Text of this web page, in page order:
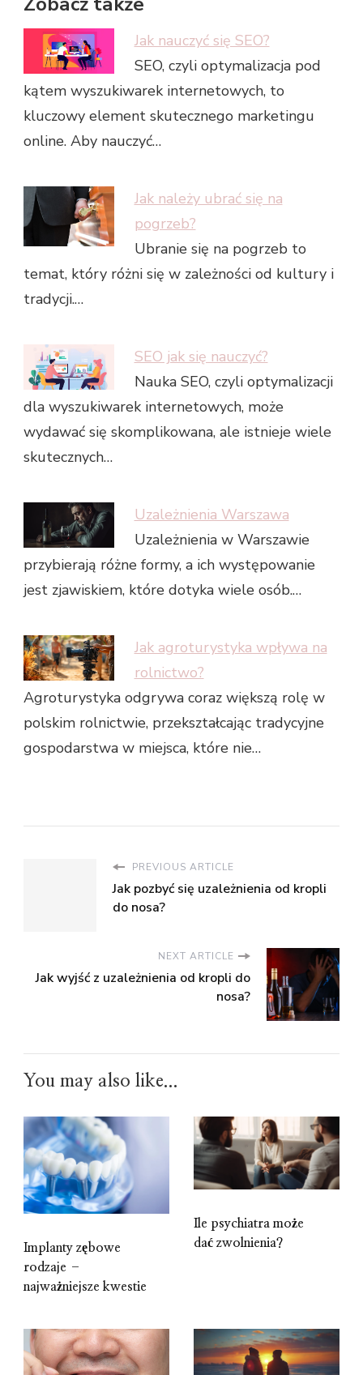
Jak nauczyć się SEO?
SEO, czyli optymalizacja pod
kątem wyszukiwarek internetowych, to
kluczowy element skutecznego marketingu
online. Aby nauczyć…
Jak należy ubrać się na
pogrzeb?
Ubranie się na pogrzeb to
temat, który różni się w zależności od kultury i
tradycji.…
SEO jak się nauczyć?
Nauka SEO, czyli optymalizacji
dla wyszukiwarek internetowych, może
wydawać się skomplikowana, ale istnieje wiele
skutecznych…
Uzależnienia Warszawa
Uzależnienia w Warszawie
przybierają różne formy, a ich występowanie
jest zjawiskiem, które dotyka wiele osób.…
Jak agroturystyka wpływa na
rolnictwo?
Agroturystyka odgrywa coraz większą rolę w
polskim rolnictwie, przekształcając tradycyjne
gospodarstwa w miejsca, które nie…
PREVIOUS ARTICLE
Jak pozbyć się uzależnienia od kropli
do nosa?
NEXT ARTICLE
Jak wyjść z uzależnienia od kropli do
nosa?
You may also like...
Implanty zębowe
rodzaje –
najważniejsze kwestie
Ile psychiatra może
dać zwolnienia?